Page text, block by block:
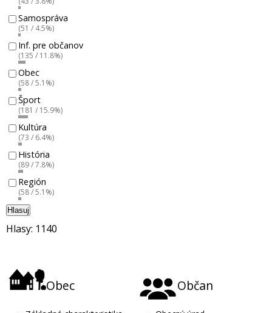
Samospráva
(51 / 4.5%)
Inf. pre občanov
(135 / 11.8%)
Obec
(58 / 5.1%)
Šport
(181 / 15.9%)
Kultúra
(73 / 6.4%)
História
(89 / 7.8%)
Región
(58 / 5.1%)
Hlasuj
Hlasy: 1140
Obec Občan